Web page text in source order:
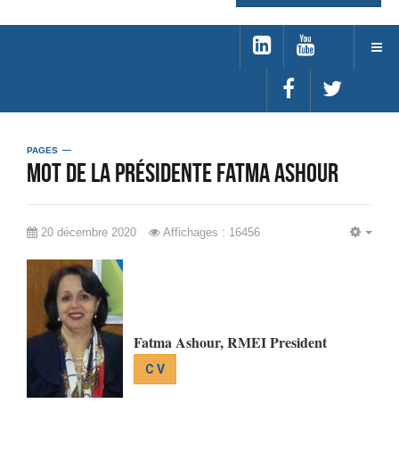
PAGES
Mot de la présidente Fatma Ashour
20 décembre 2020 Affichages : 16456
Fatma Ashour, RMEI President
C V